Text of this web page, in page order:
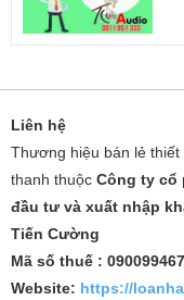
Liên hệ
Thương hiệu bán lẻ thiết
thanh thuộc Công ty cổ
đầu tư và xuất nhập
Tiến Cường
Mã số thuế :
Website: https://